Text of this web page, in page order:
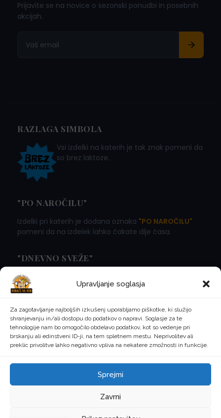
Upravljanje soglasja
Za zagotavljanje najboljših izkušenj uporabljamo piškotke, ki služijo
shranjevanju in/ali dostopu do podatkov o napravi. Soglasje za te
tehnologije nam bo omogočilo obdelavo podatkov, kot so vedenje pri
brskanju ali edinstveni ID-ji, na tem spletnem mestu. Neprivolitev ali
preklic privolitve lahko negativno vpliva na nekatere zmožnosti in funkcije.
Sprejmi
Zavrni
Prijavite se na novice o sezonski ponudbi in posebnih
akcijah.
RAZLAGA SIMBOLA
Vsi izdelki na katerih je tak znak pomeni da
so brez laktoze.
"PO NAROČILU"
Izdelki pri katerih je dodana oznaka "PO NAROČILU"
pomeni da na izdelek lahko čakate dlje časa.
"DNEVNO SVEŽE"
Izdelki pri katerih je dodana oznaka
pomeni da naročila oddana do 13:00 v Ljubljani in
ostalih krajev pa glej koledar.
©2026Domače na dom, ustvarjeno z ljubeznijo. Vse
pravice pridržane.
Pogoji uporabe